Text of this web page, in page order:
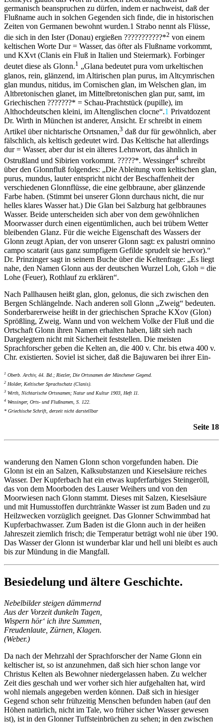
germanisch beanspruchen zu dürfen, indem er nachweist, daß der
Flußname auch in solchen Gegenden sich finde, die in historischen
Zeiten von Germanen bewohnt wurden.1 Strabo nennt als Flüsse,
die sich in den Ister (Donau) ergießen ???????????*2 von einem
keltischen Worte Dur = Wasser, das öfter als Flußname vorkommt,
und KXvt (Clanis ein Fluß in Italien und Steiermark). Forbinger
deutet diese als Glonn.1 „Glana bedeutet pura vom urkeltischen
glanos, rein, glänzend, im Altirischen plan purus, im Altcymrischen
glan mundus, nitidus, im Cornischen glan, im Welschen glan, im
Altbretonischen glanet, im Mittelbretonischen glan pur, samt, im
Griechischen ???????* = Schau-Prachtstück (pupille), im
Althochdeutschen kleini, im Altenglischen clocne“.1 Privatdozent
Dr. Wirth in München ist anderer, Ansicht. Er schreibt in einem
Artikel über nichtarische Ortsnamen,3 daß dur für gewöhnlich, aber
fälschlich, als keltisch gedeutet wird. Das Keltische hat allerdings
dur = Wasser, aber dur ist ein älteres Lehnwort, das ähnlich in
Ostrußland und Sibirien vorkommt. ?????*. Wessinger4 schreibt
über den Glonnfluß folgendes: „Die Ableitung vom keltischen glan,
purus, mundus, lauter entspricht nicht der Beschaffenheit der
verschiedenen Glonnflüsse, die eine gelbbraune, aber glänzende
Farbe haben. (Stimmt bei unserer Glonn durchaus nicht, die nur
helles klares Wasser hat.) Die Glan bei Salzburg hat gelbbraunes
Wasser. Beide unterscheiden sich aber von dem gewöhnlichen
Moorwasser durch einen eigentümlichen, auch bei trübem Wetter
bleibenden Glanz. Für die weiche Eigenschaft des Wassers der
Glonn zeugt Apian, der von unserer Glonn sagt: ex palustri omnino
campo scatarit (aus ganz sumpfigem Gefilde sprudelt sie hervor).“
Dr. Prinzinger sagt in seinem Buche über die Keltenfrage: „Es liegt
nahe, den Namen Glonn aus der deutschen Wurzel Loh, Gloh = die
Lohe (Feuer), Rothlauf zu erklären“.
Nach Pallhausen heißt glan, glon, gelonus, die sich zwischen den
Bergen Schlängelnde. Nach anderen soll Glonn „Zweig“ bedeuten.
Sonderbarerweise heißt in der griechischen Sprache KXov (Glon)
Sprößling, Zweig. Wann und von welchem Volke der Fluß und die
Ortschaft Glonn ihren Namen erhalten haben, läßt sieh nach
Dargelegtem nicht mit Sicherheit feststellen. Die meisten
Sprachforscher geben die Kelten an, die 400 v. Chr. bis etwa 400 v.
Chr. existierten. Soviel ist sicher, daß die Bajuwaren bei ihrer Ein-
1 Oberb. Archiv, 44. Bd.; Riezler, Die Ortsnamen der Münchener Gegend.
2 Holder, Keltischer Sprachschatz (Clanis).
3 Wirth, Nichtarische Ortsnamen; Natur und Kultur 1903, Heft 11.
4 Wessinger, Orts- und Flußnamen, S. 122.
* Griechische Schrift, derzeit nicht darstellbar
Seite 18
wanderung den Namen Glonn schon vorgefunden haben. Die
Glonn ist ein an Salzen, Kalksubstanzen und Kieselsäure reiches
Wasser. Der Kupferbach hat ein etwas kupferfarbiges Steingeröll,
das von dem Moorboden des Lauser Weihers und von den
Moorwiesen nach Glonn stammt. Dieses mit Salzen, Kieselsäure
und mit Humusstoffen durchtränkte Wasser ist zum Baden und zu
Heilzwecken vorzüglich geeignet. Das Glonner Schwimmbad hat
Kupferbachwasser. Zum Baden ist die Glonn auch in der heißen
Jahreszeit ziemlich frisch; die Temperatur beträgt wohl nie über 190.
Das Wasser der Glonn ist wunderbar klar und hell uni bleibt es auch
bis zur Mündung in die Mangfall.
Besiedelung und ältere Geschichte.
Nebelbilder steigen dämmernd
Aus der Vorzeit dunkeln Tagen,
Wispern hör‘ ich ihre Summen,
Freudenlaute, Zürnen, Klagen.
(Weber.)
Da nach der Mehrzahl der Sprachforscher der Name Glonn ein
keltischer ist, so ist anzunehmen, daß sich hier schon lange vor
Christus Kelten als Bewohner niedergelassen haben. Zu welcher
Zeit dies geschah und wer vorher sich hier aufgehalten hat, wird
wohl niemals angegeben werden können. Daß sich in hiesiger
Gegend schon sehr frühzeitig Menschen befunden haben (auf den
Höhen natürlich, nicht im Tale, wo früher sicher Wasser gewesen
ist), ist in den Glonner Tuffsteinbrüchen zu sehen; in den zwischen